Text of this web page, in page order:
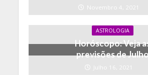
Novembro 4, 2021
ASTROLOGIA
Horóscopo: Veja
previsões de
Julho 16, 2021